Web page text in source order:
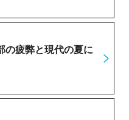
の疲弊と現代の夏に